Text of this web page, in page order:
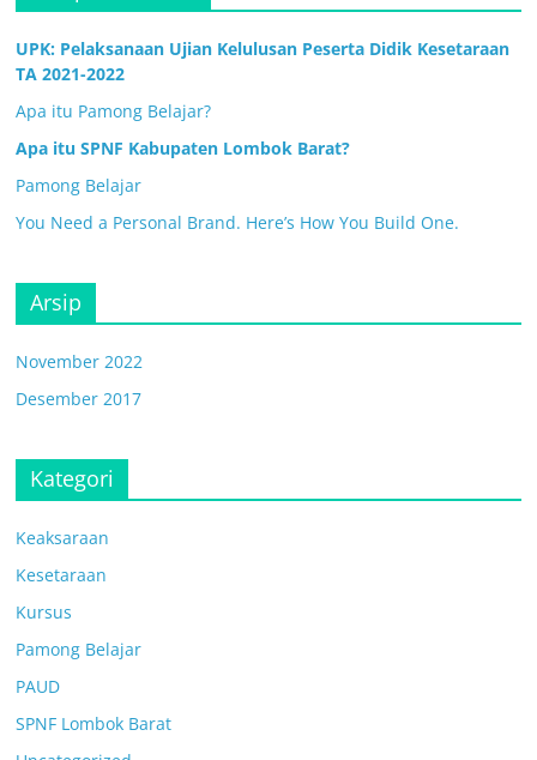
UPK: Pelaksanaan Ujian Kelulusan Peserta Didik Kesetaraan
TA 2021-2022
Apa itu Pamong Belajar?
Apa itu SPNF Kabupaten Lombok Barat?
Pamong Belajar
You Need a Personal Brand. Here’s How You Build One.
Arsip
November 2022
Desember 2017
Kategori
Keaksaraan
Kesetaraan
Kursus
Pamong Belajar
PAUD
SPNF Lombok Barat